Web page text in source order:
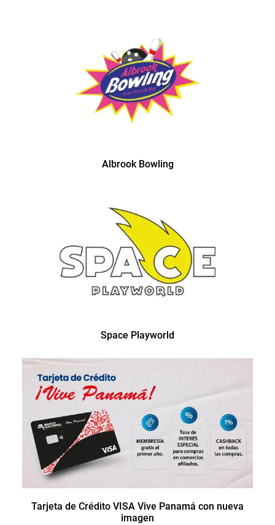
Albrook Bowling
Space Playworld
Tarjeta de Crédito VISA Vive Panamá con nueva
imagen